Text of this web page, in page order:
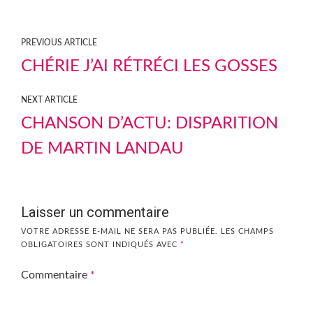
PREVIOUS ARTICLE
CHÉRIE J’AI RÉTRÉCI LES GOSSES
NEXT ARTICLE
CHANSON D’ACTU: DISPARITION
DE MARTIN LANDAU
Laisser un commentaire
VOTRE ADRESSE E-MAIL NE SERA PAS PUBLIÉE.
LES CHAMPS
OBLIGATOIRES SONT INDIQUÉS AVEC *
Commentaire *